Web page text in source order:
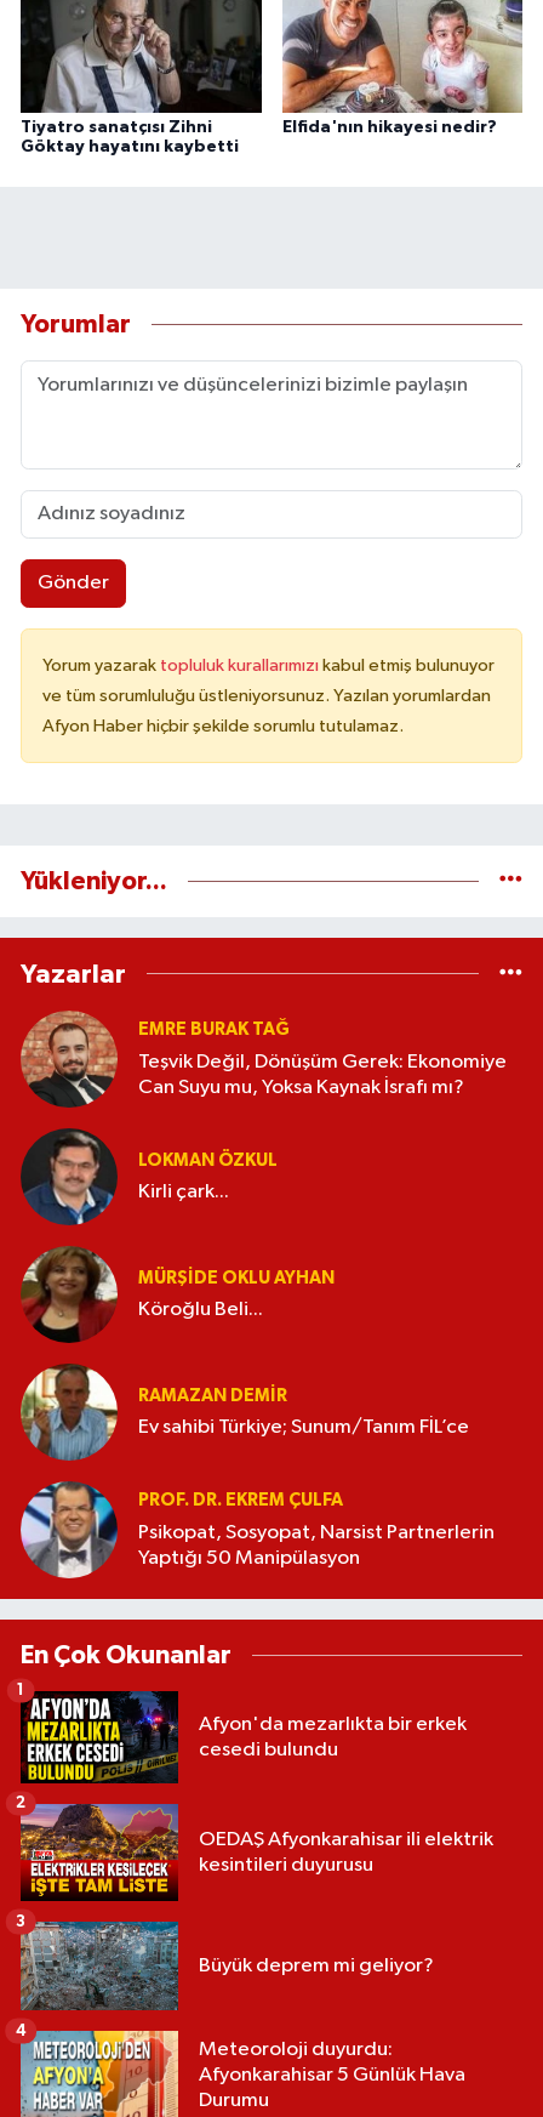
Tiyatro sanatçısı Zihni
Göktay hayatını kaybetti
Elfida'nın hikayesi nedir?
Yorumlar
Gönder
Yorum yazarak topluluk kurallarımızı kabul etmiş bulunuyor
ve tüm sorumluluğu üstleniyorsunuz. Yazılan yorumlardan
Afyon Haber hiçbir şekilde sorumlu tutulamaz.
Yükleniyor...
Yazarlar
EMRE BURAK TAĞ
Teşvik Değil, Dönüşüm Gerek: Ekonomiye
Can Suyu mu, Yoksa Kaynak İsrafı mı?
LOKMAN ÖZKUL
Kirli çark...
MÜRŞIDE OKLU AYHAN
Köroğlu Beli...
RAMAZAN DEMİR
Ev sahibi Türkiye; Sunum/Tanım FİL’ce
PROF. DR. EKREM ÇULFA
Psikopat, Sosyopat, Narsist Partnerlerin
Yaptığı 50 Manipülasyon
En Çok Okunanlar
Afyon'da mezarlıkta bir erkek
cesedi bulundu
1
OEDAŞ Afyonkarahisar ili elektrik
kesintileri duyurusu
2
Büyük deprem mi geliyor?
3
Meteoroloji duyurdu:
Afyonkarahisar 5 Günlük Hava
Durumu
4